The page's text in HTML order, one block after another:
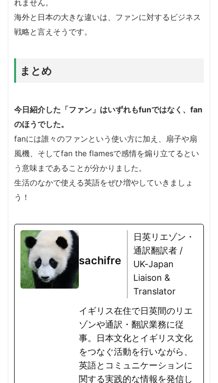
れません。
海外と日本の大きな違いは、ファンに対するビジネス
戦略と言えそうです。
まとめ
今日紹介した「ファン」はいずれもfunではなく、fan
のほうでした。
fanには誰々のファンという使い方に加え、扇子や扇
風機、そしてfan the flamesで感情を煽り立てるとい
う意味まであることが分かりました。
生活のなかで使える英語をぜひ増やしていきましょ
う！
sachifre
日英リエゾン・
通訳翻訳者 /
UK-Japan
Liaison &
Translator
イギリス在住で日英間のリエ
ゾンや通訳・翻訳業務に従
事。日本文化とイギリス文化
をつなぐ活動を行いながら、
英語とコミュニケーションに
関する実践的な情報を発信し